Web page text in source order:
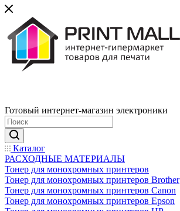
Готовый интернет-магазин электроники
Каталог
РАСХОДНЫЕ МАТЕРИАЛЫ
Тонер для монохромных принтеров
Тонер для монохромных принтеров Brother
Тонер для монохромных принтеров Canon
Тонер для монохромных принтеров Epson